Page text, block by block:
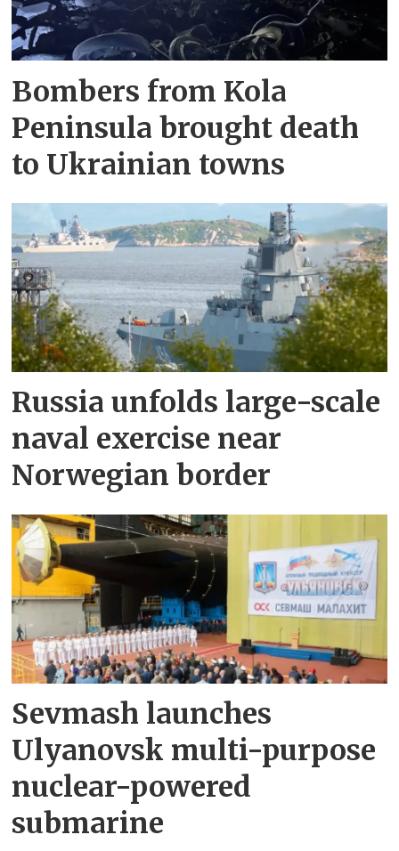
Bombers from Kola
Peninsula brought death
to Ukrainian towns
Russia unfolds large-scale
naval exercise near
Norwegian border
Sevmash launches
Ulyanovsk multi-purpose
nuclear-powered
submarine